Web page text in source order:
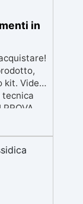
in
kit. Video
tecnica
al
ed il
al
su